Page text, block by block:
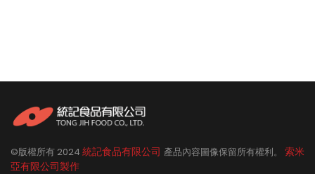
©版權所有 2024 統記食品有限公司 產品內容圖像保留所有權利。 索米
亞有限公司製作